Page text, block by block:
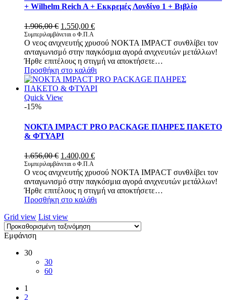
+ Wilhelm Reich A + Εκκρεμές Λονδίνο 1 + Βιβλίο
1.906,00€ Original
price
was:
1.906,00 €.
1.550,00 €Η
τιμή
είναι:
1.550,00 €.
Συμπεριλαμβάνεται ο Φ.Π.Α
O νεος ανιχνευτής χρυσού NOKTA IMPACT συνθλίβει τον
ανταγωνισμό στην παγκόσμια αγορά ανιχνευτών μετάλλων!
Ήρθε επιτέλους η στιγμή να αποκτήσετε…
Προσθήκη στο καλάθι
Quick View
-15%
NOKTA IMPACT PRO PACKAGE ΠΛΗΡΕΣ ΠΑΚΕΤΟ
& ΦΤΥΑΡΙ
1.656,00€ Original
price
was:
1.656,00 €.
1.400,00 €Η
τιμή
είναι:
1.400,00 €.
Συμπεριλαμβάνεται ο Φ.Π.Α
O νεος ανιχνευτής χρυσού NOKTA IMPACT συνθλίβει τον
ανταγωνισμό στην παγκόσμια αγορά ανιχνευτών μετάλλων!
Ήρθε επιτέλους η στιγμή να αποκτήσετε…
Προσθήκη στο καλάθι
Grid view List view
Εμφάνιση
30
30
60
1
2